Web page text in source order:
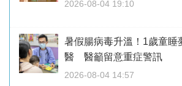
2026-08-04 19:10
暑假腸病毒升溫！1歲童睡
醫 醫籲留意重症警訊
2026-08-04 14:57